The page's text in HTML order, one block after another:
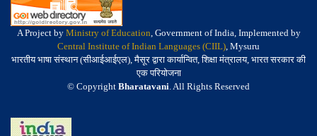
A Project by Ministry of Education, Government of India, Implemented by
Central Institute of Indian Languages (CIIL), Mysuru
भारतीय भाषा संस्थान (सीआईआईएल), मैसूर द्वारा कार्यान्वित, शिक्षा मंत्रालय, भारत सरकार की
एक परियोजना
© Copyright Bharatavani. All Rights Reserved